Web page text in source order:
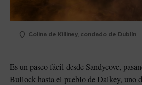
Colina de Killiney, condado de Dublín
Es un paseo fácil desde Sandycove,
Bullock hasta el pueblo de Dalkey, uno